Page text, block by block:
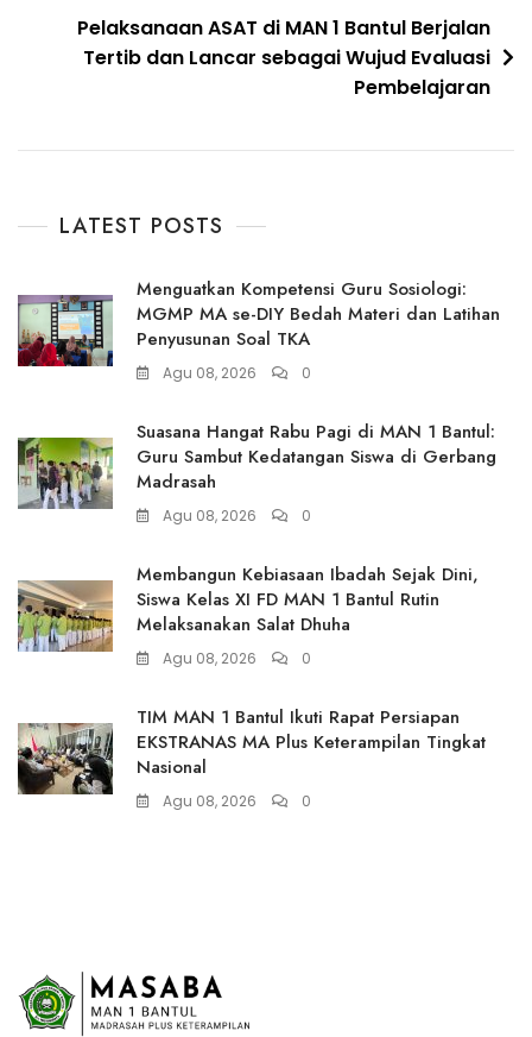
Pelaksanaan ASAT di MAN 1 Bantul Berjalan
Tertib dan Lancar sebagai Wujud Evaluasi
Pembelajaran
LATEST POSTS
Menguatkan Kompetensi Guru Sosiologi:
MGMP MA se-DIY Bedah Materi dan Latihan
Penyusunan Soal TKA
Agu 08, 2026 0
Suasana Hangat Rabu Pagi di MAN 1 Bantul:
Guru Sambut Kedatangan Siswa di Gerbang
Madrasah
Agu 08, 2026 0
Membangun Kebiasaan Ibadah Sejak Dini,
Siswa Kelas XI FD MAN 1 Bantul Rutin
Melaksanakan Salat Dhuha
Agu 08, 2026 0
TIM MAN 1 Bantul Ikuti Rapat Persiapan
EKSTRANAS MA Plus Keterampilan Tingkat
Nasional
Agu 08, 2026 0